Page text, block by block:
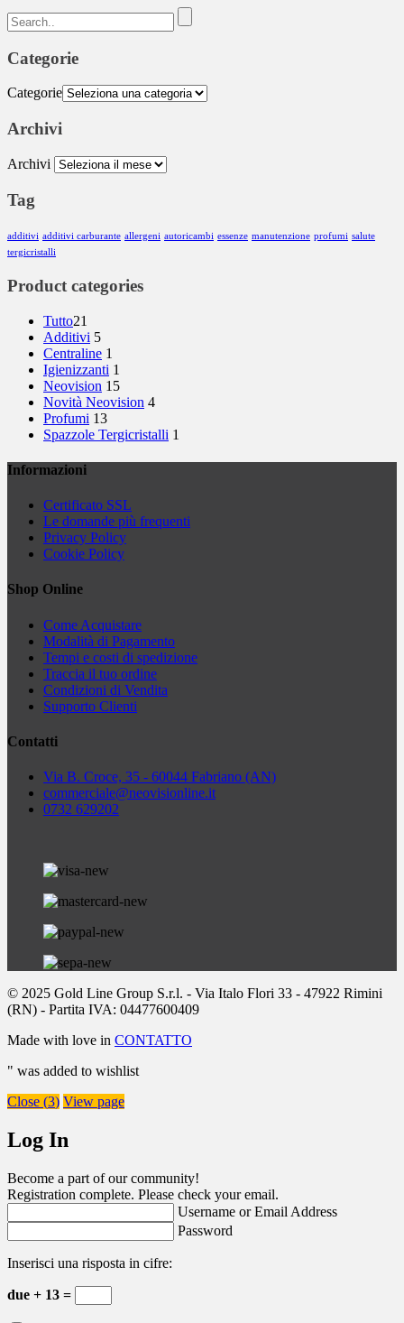
Categorie
Categorie
Archivi
Archivi
Tag
additivi additivi carburante allergeni autoricambi essenze manutenzione profumi salute
tergicristalli
Product categories
Tutto21
Additivi 5
Centraline 1
Igienizzanti 1
Neovision 15
Novità Neovision 4
Profumi 13
Spazzole Tergicristalli 1
Informazioni
Certificato SSL
Le domande più frequenti
Privacy Policy
Cookie Policy
Shop Online
Come Acquistare
Modalità di Pagamento
Tempi e costi di spedizione
Traccia il tuo ordine
Condizioni di Vendita
Supporto Clienti
Contatti
Via B. Croce, 35 - 60044 Fabriano (AN)
commerciale@neovisionline.it
0732 629202
© 2025 Gold Line Group S.r.l. - Via Italo Flori 33 - 47922 Rimini
(RN) - Partita IVA: 04477600409
Made with love in CONTATTO
" was added to wishlist
Close (3) View page
Log In
Become a part of our community!
Registration complete. Please check your email.
Username or Email Address
Password
Inserisci una risposta in cifre:
due + 13 =